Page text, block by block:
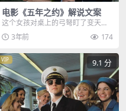
电影《五年之约》解说文案
这个女孩对桌上的弓弩盯了变天，
男人和女人都很紧张，虽然他们一
再分散女孩的注意力，...
3年前 174
VIP 9.1 分